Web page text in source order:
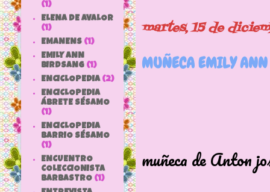
martes, 15 de
MUÑECA EMILY
muñeca de Anton
(1)
ELENA DE AVALOR
(1)
EMANENS (1)
EMILY ANN
BIRDSANG (1)
ENCICLOPEDIA (2)
ENCICLOPEDIA
ÁBRETE SÉSAMO
(1)
ENCICLOPEDIA
BARRIO SÉSAMO
(1)
ENCUENTRO
COLECCIONISTA
BARBASTRO (1)